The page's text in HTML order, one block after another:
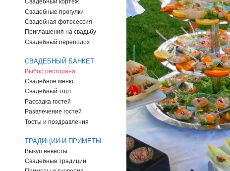
Свадебный кортеж
Свадебные прогулки
Свадебная фотосессия
Приглашения на свадьбу
Свадебный переполох
СВАДЕБНЫЙ БАНКЕТ
Выбор ресторана
Свадебное меню
Свадебный торт
Рассадка гостей
Развлечение гостей
Тосты и поздравления
ТРАДИЦИИ И ПРИМЕТЫ
Выкуп невесты
Свадебные традиции